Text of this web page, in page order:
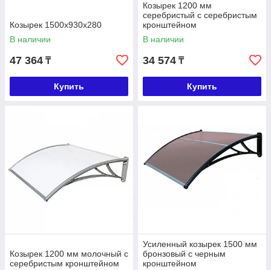
Козырек 1500x930x280
В наличии
47 364 ₸
Купить
Козырек 1200 мм
серебристый с серебристым
кронштейном
В наличии
34 574 ₸
Купить
Козырек 1200 мм молочный с
серебристым кронштейном
Усиленный козырек 1500 мм
бронзовый с черным
кронштейном